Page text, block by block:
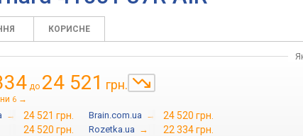
КОРИСНЕ
до 24 521 грн.
6 →
→ 24 521 грн. Brain.com.ua → 24 520 грн.
24 520 грн. Rozetka.ua → 22 334 грн.